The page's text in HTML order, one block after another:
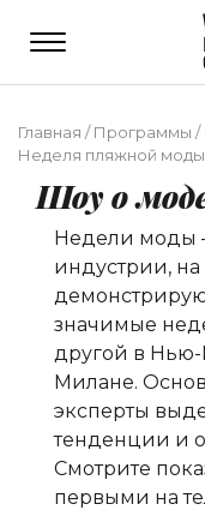
Главная /Программы /
Неделя пляжной моды
Шоу о
Недели моды
индустрии,
значимые
другой в
Милане.
эксперты
тенденции и
Смотрите
первыми на